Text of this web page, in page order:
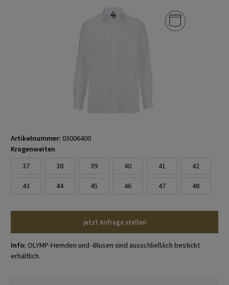
Artikelnummer: 03006400
Kragenweiten
37
38 39 40 41 42
43 44 45 46 47 48
jetzt Anfrage stellen
Info: OLYMP-Hemden und -Blusen sind ausschließlich bestickt
erhältlich.